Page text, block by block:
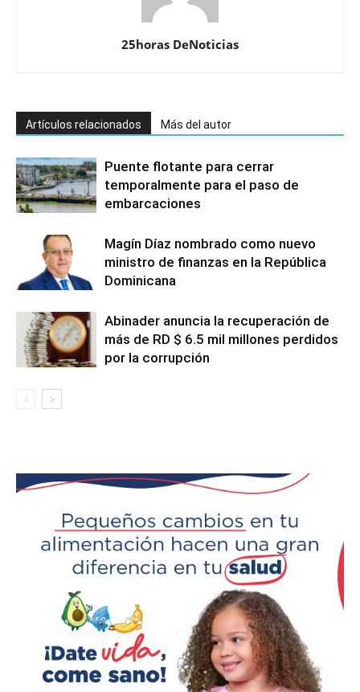
25horas DeNoticias
Artículos relacionados Más del autor
Puente flotante para cerrar
temporalmente para el paso de
embarcaciones
Magín Díaz nombrado como nuevo
ministro de finanzas en la República
Dominicana
Abinader anuncia la recuperación de
más de RD $ 6.5 mil millones perdidos
por la corrupción